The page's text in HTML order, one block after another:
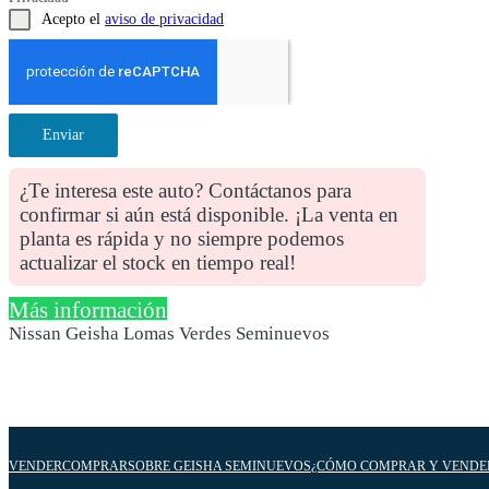
Acepto el aviso de privacidad
Enviar
¿Te interesa este auto? Contáctanos para
confirmar si aún está disponible. ¡La venta en
planta es rápida y no siempre podemos
actualizar el stock en tiempo real!
Más información
Nissan Geisha Lomas Verdes Seminuevos
VENDERCOMPRARSOBRE GEISHA SEMINUEVOS¿CÓMO COMPRAR Y